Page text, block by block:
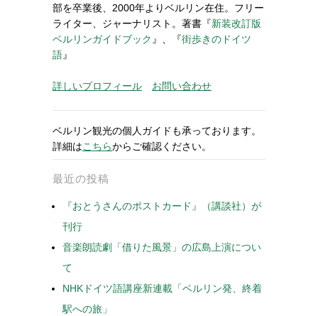
部を卒業後、2000年よりベルリン在住。フリー
ライター、ジャーナリスト。著書『新装改訂版
ベルリンガイドブック 』、『街歩きのドイツ
語』
詳しいプロフィール お問い合わせ
ベルリン観光の個人ガイドも承っております。
詳細はこちらからご確認ください。
最近の投稿
『おとうさんのポストカード』（講談社）が
刊行
音楽朗読劇「借りた風景」の広島上演につい
て
NHKドイツ語講座新連載「ベルリン発、終着
駅への旅」